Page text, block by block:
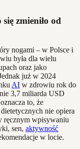
zmieniło od
nogami – w Polsce i
była dla wielu
oraz jako
już w 2024
AI w zdrowiu rok do
3,7 miliarda USD
to, że
nie opiera
ręcznym wpisywaniu
sen, aktywność
w locie.